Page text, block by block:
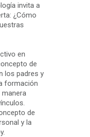
invita a
¿Cómo
en
de
los padres y
formación
de
y la